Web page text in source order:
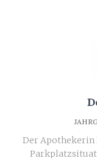
Der Apothekerin